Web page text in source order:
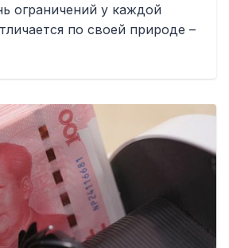
ограничений у каждой
по своей природе –